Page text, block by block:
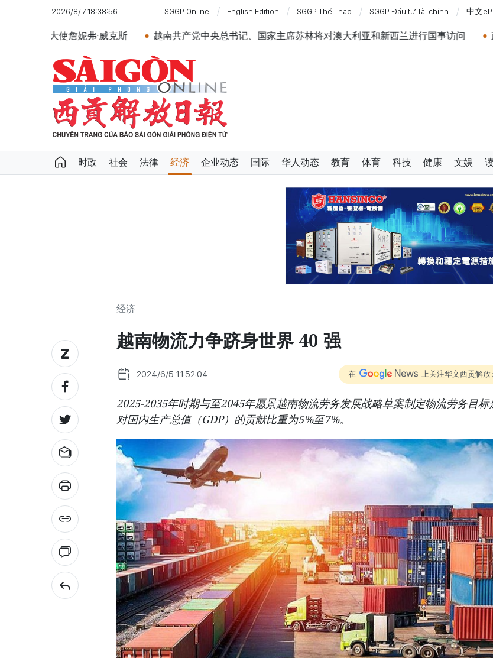
2026/8/7 18:38:56 SGGP Online English Edition SGGP Thể Thao SGGP Đầu tư Tài chính 中文
妮弗·威克斯 越南共产党中央总书记、国家主席苏林将对澳大利亚和新西兰进行国事访问 政府总理黎明
时政 社会 法律 经济 企业动态 国际 华人动态 教育 体育 科技 健康 文娱
经济
越南物流力争跻身世界 40 强
2024/6/5 11:52:04 在 上关注华文西贡解放
2025-2035年时期与至2045年愿景越南物流劳务发展战略草案制定物流劳务目标
对国内生产总值（GDP）的贡献比重为5%至7%。